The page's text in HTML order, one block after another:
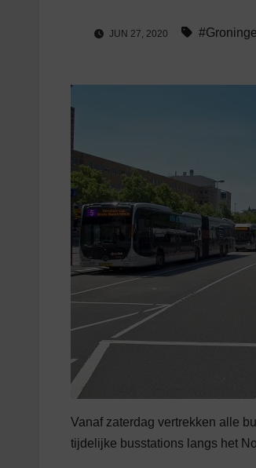
JUN 27, 2020
Vanaf zaterdag vertrekken alle
tijdelijke busstations langs het